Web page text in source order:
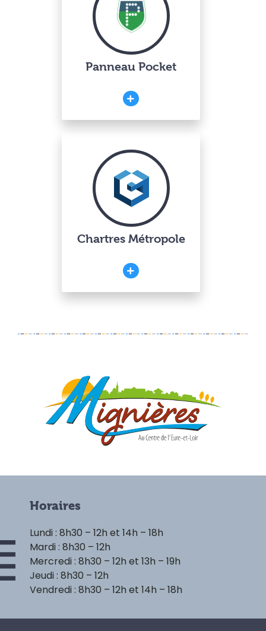
Panneau Pocket
Chartres Métropole
Horaires
Lundi : 8h30 – 12h et 14h – 18h
Mardi : 8h30 – 12h
Mercredi : 8h30 – 12h et 13h – 19h
Jeudi : 8h30 – 12h
Vendredi : 8h30 – 12h et 14h – 18h